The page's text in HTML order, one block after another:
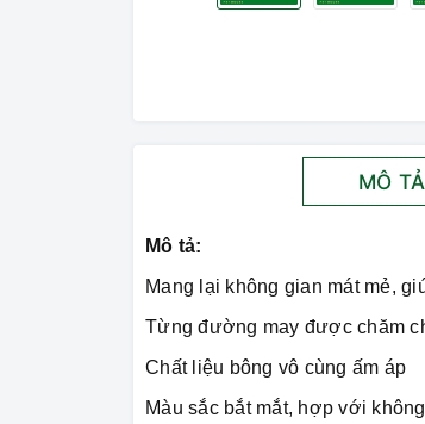
MÔ TẢ
Mô tả:
Mang lại không gian mát mẻ,
Từng đường may được chăm
Chất liệu bông vô cùng ấm áp
Màu sắc bắt mắt, hợp với